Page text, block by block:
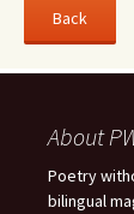
About
Poetry
bilingual